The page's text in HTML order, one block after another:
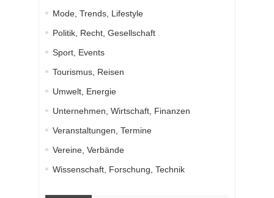
Mode, Trends, Lifestyle
Politik, Recht, Gesellschaft
Sport, Events
Tourismus, Reisen
Umwelt, Energie
Unternehmen, Wirtschaft, Finanzen
Veranstaltungen, Termine
Vereine, Verbände
Wissenschaft, Forschung, Technik